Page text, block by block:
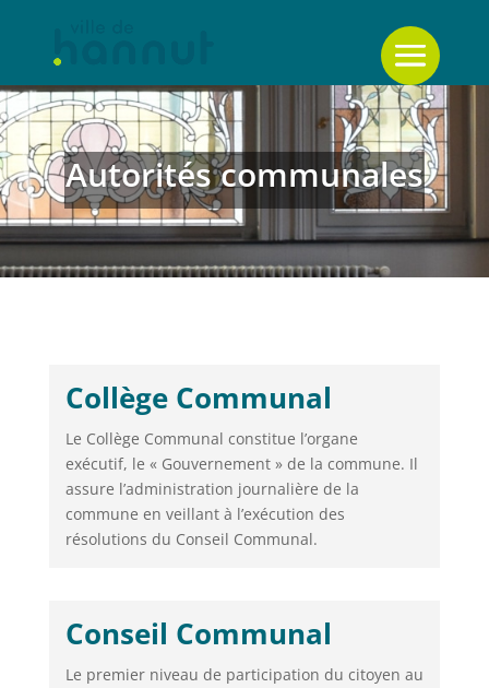
Autorités communales
Collège Communal
Le Collège Communal constitue l’organe
exécutif, le « Gouvernement » de la commune. Il
assure l’administration journalière de la
commune en veillant à l’exécution des
résolutions du Conseil Communal.
Conseil Communal
Le premier niveau de participation du citoyen au